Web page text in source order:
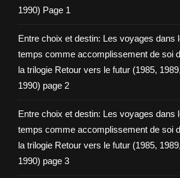
1990) Page 1
Entre choix et destin: Les voyages dans
temps comme accomplissement de soi
la trilogie Retour vers le futur (1985, 1989,
1990) page 2
Entre choix et destin: Les voyages dans
temps comme accomplissement de soi
la trilogie Retour vers le futur (1985, 1989,
1990) page 3